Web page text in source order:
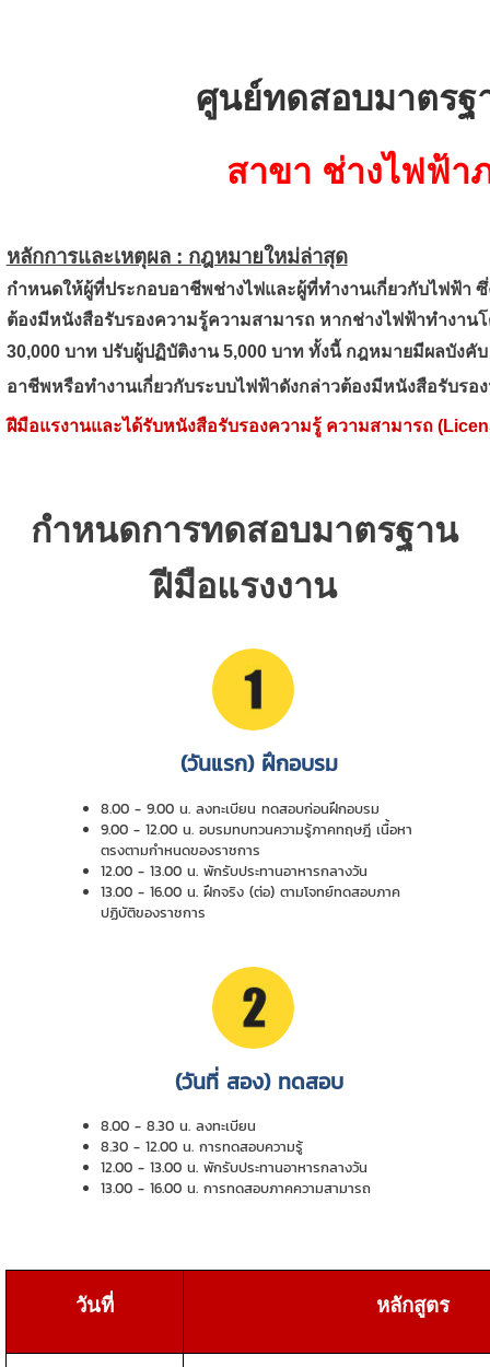
ศูนย์ทดสอบมาตรฐ
สาขา ช่างไฟฟ้า
หลักการและเหตุผล : กฎหมายใหม่ล่าสุด
กำหนดให้ผู้ที่ประกอบอาชีพช่างไฟและผู้ที่ทำงานเกี่ยวกับไฟฟ้า
ต้องมีหนังสือรับรองความรู้ความสามารถ หากช่างไฟฟ้าทำงา
30,000 บาท ปรับผู้ปฏิบัติงาน 5,000 บาท ทั้งนี้ กฎหมายมีผลบังคั
อาชีพหรือทำงานเกี่ยวกับระบบไฟฟ้าดังกล่าวต้องมีหนังสือรับร
ฝีมือแรงานและได้รับหนังสือรับรองความรู้ ความสามารถ (
กำหนดการทดสอบมาตรฐาน
ฝีมือแรงงาน
(วันแรก) ฝึกอบรม
8.00 - 9.00 น. ลงทะเบียน ทดสอบก่อนฝึกอบรม
9.00 - 12.00 น. อบรมทบทวนความรู้ภาคทฤษฎี เนื้อหา
ตรงตามกำหนดของราชการ
12.00 - 13.00 น. พักรับประทานอาหารกลางวัน
13.00 - 16.00 น. ฝึกจริง (ต่อ) ตามโจทย์ทดสอบภาค
ปฏิบัติของราชการ
(วันที่ สอง) ทดสอบ
8.00 - 8.30 น. ลงทะเบียน
8.30 - 12.00 น. การทดสอบความรู้
12.00 - 13.00 น. พักรับประทานอาหารกลางวัน
13.00 - 16.00 น. การทดสอบภาคความสามารถ
วันที่ หลักสูตร